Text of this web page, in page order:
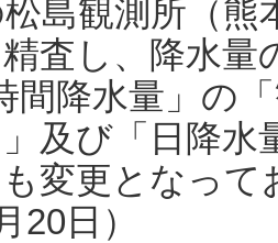
島観測所（熊
査し、降水
間降水量」の
及び「日降
変更となっ
20日）